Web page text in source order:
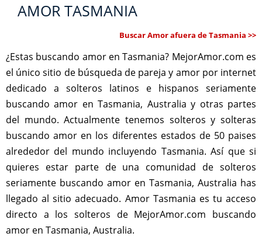
AMOR TASMANIA
Buscar Amor afuera de Tasmania >>
¿Estas buscando amor en Tasmania? MejorAmor.com es
el único sitio de búsqueda de pareja y amor por internet
dedicado a solteros latinos e hispanos seriamente
buscando amor en Tasmania, Australia y otras partes
del mundo. Actualmente tenemos solteros y solteras
buscando amor en los diferentes estados de 50 paises
alrededor del mundo incluyendo Tasmania. Así que si
quieres estar parte de una comunidad de solteros
seriamente buscando amor en Tasmania, Australia has
llegado al sitio adecuado. Amor Tasmania es tu acceso
directo a los solteros de MejorAmor.com buscando
amor en Tasmania, Australia.